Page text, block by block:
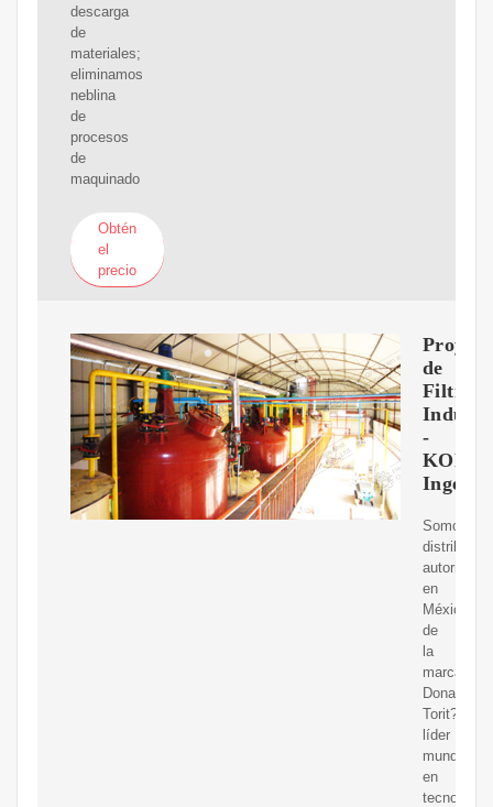
descarga
de
materiales;
eliminamos
neblina
de
procesos
de
maquinado
Obtén
el
precio
de
-
KOP
Somos
en
México
de
la
marca
Torit?
líder
mundial
en
tecnología